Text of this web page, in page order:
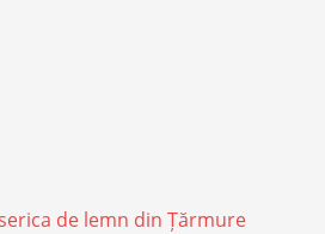
de lemn din Țărmure